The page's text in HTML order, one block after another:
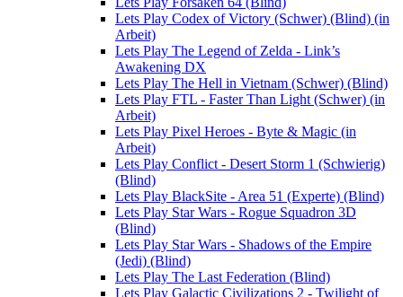
Lets Play Codex of Victory (Schwer) (Blind) (in
Arbeit)
Lets Play The Legend of Zelda - Link’s
Awakening DX
Lets Play The Hell in Vietnam (Schwer) (Blind)
Lets Play FTL - Faster Than Light (Schwer) (in
Arbeit)
Lets Play Pixel Heroes - Byte & Magic (in
Arbeit)
Lets Play Conflict - Desert Storm 1 (Schwierig)
(Blind)
Lets Play BlackSite - Area 51 (Experte) (Blind)
Lets Play Star Wars - Rogue Squadron 3D
(Blind)
Lets Play Star Wars - Shadows of the Empire
(Jedi) (Blind)
Lets Play The Last Federation (Blind)
Lets Play Galactic Civilizations 2 - Twilight of